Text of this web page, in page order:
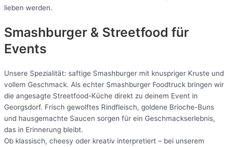
lieben werden.
Smashburger & Streetfood für
Events
Unsere Spezialität: saftige Smashburger mit knuspriger Kruste und
vollem Geschmack. Als echter Smashburger Foodtruck bringen wir
die angesagte Streetfood-Küche direkt zu deinem Event in
Georgsdorf. Frisch gewolftes Rindfleisch, goldene Brioche-Buns
und hausgemachte Saucen sorgen für ein Geschmackserlebnis,
das in Erinnerung bleibt.
Ob klassisch, cheesy oder kreativ interpretiert – bei unserem